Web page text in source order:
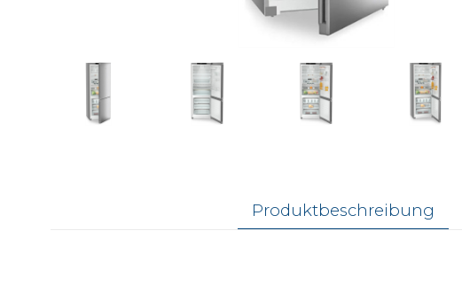
Produktbeschreibung